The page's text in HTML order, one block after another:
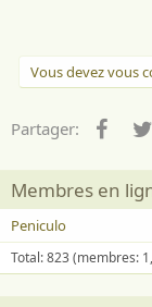
Vous devez vous
Partager:
Membres en
Peniculo
Total: 823 (membres: